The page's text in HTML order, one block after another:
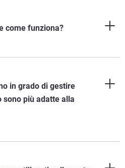
come funziona?
in grado di gestire
sono più adatte alla